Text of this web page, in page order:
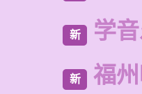
新 学
新 福